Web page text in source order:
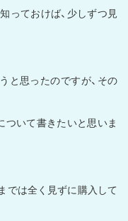
っておけば、少しずつ見
と思ったのですが、その
ついて書きたいと思いま
では全く見ずに購入して